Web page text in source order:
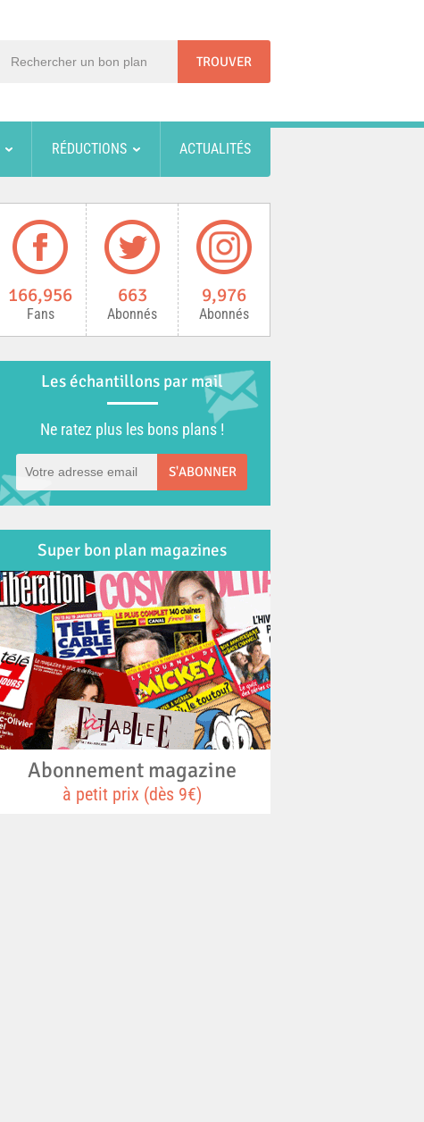
RÉDUCTIONS ACTUALITÉS
166,956
Fans
663
Abonnés
9,976
Abonnés
Les échantillons par mail
Ne ratez plus les bons plans !
S'ABONNER
Super bon plan magazines
Abonnement magazine
à petit prix (dès 9€)